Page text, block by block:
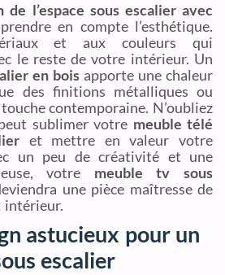
de l’espace sous escalier avec
en compte l’esthétique.
et aux couleurs qui
le reste de votre intérieur. Un
en bois apporte une chaleur
des finitions métalliques ou
contemporaine. N’oubliez
sublimer votre meuble télé
et mettre en valeur votre
un peu de créativité et une
votre meuble tv sous
une pièce maîtresse de
intérieur.
astucieux pour un
escalier